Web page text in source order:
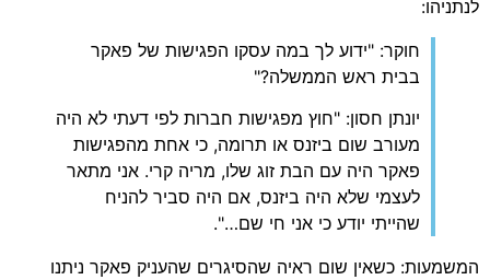
חוקר: "ידוע לך במה עסקו הפגישות של פאקר
בבית ראש הממשלה?"
יונתן חסון: "חוץ מפגישות חברות לפי דעתי לא היה
מעורב שום ביזנס או תרומה, כי אחת מהפגישות
פאקר היה עם הבת זוג שלו, מריה קרי. אני מתאר
לעצמי שלא היה ביזנס, אם היה סביר להניח
שהייתי יודע כי אני חי שם…".
כשאין שום ראיה שהסיגרים שהעניק פאקר ניתנו